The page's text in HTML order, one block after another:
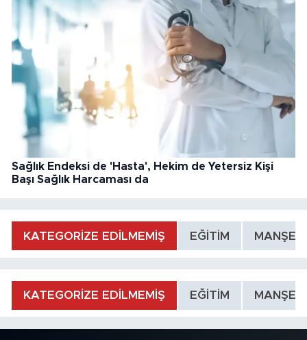
Sağlık Endeksi de 'Hasta', Hekim de Yetersiz Kişi
Başı Sağlık Harcaması da
KATEGORİZE EDİLMEMİŞ EĞİTİM MANŞET
KATEGORİZE EDİLMEMİŞ EĞİTİM MANŞET